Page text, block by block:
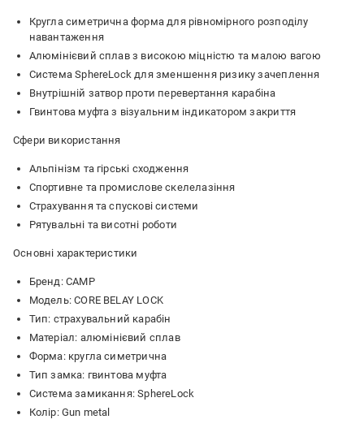
Кругла симетрична форма для рівномірного розподілу
навантаження
Алюмінієвий сплав з високою міцністю та малою вагою
Система SphereLock для зменшення ризику зачеплення
Внутрішній затвор проти перевертання карабіна
Гвинтова муфта з візуальним індикатором закриття
Сфери використання
Альпінізм та гірські сходження
Спортивне та промислове скелелазіння
Страхування та спускові системи
Рятувальні та висотні роботи
Основні характеристики
Бренд: CAMP
Модель: CORE BELAY LOCK
Тип: страхувальний карабін
Матеріал: алюмінієвий сплав
Форма: кругла симетрична
Тип замка: гвинтова муфта
Система замикання: SphereLock
Колір: Gun metal